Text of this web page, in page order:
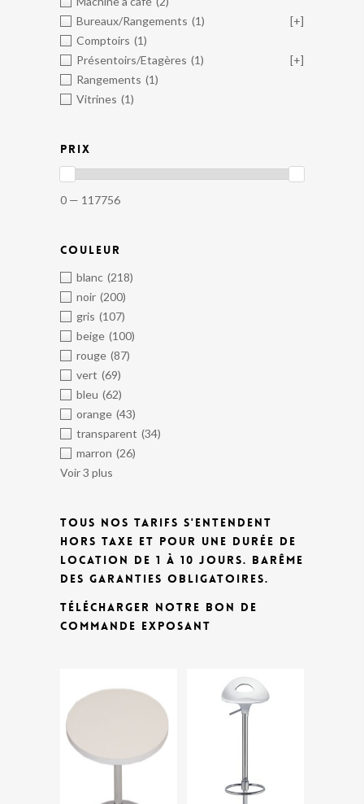
Bureaux/Rangements (1)
[+]
Comptoirs (1)
Présentoirs/Etagères (1)
[+]
Rangements (1)
Vitrines (1)
PRIX
0 — 117756
COULEUR
blanc (218)
noir (200)
gris (107)
beige (100)
rouge (87)
vert (69)
bleu (62)
orange (43)
transparent (34)
marron (26)
Voir 3 plus
TOUS NOS TARIFS S'ENTENDENT
HORS TAXE ET POUR UNE DURÉE DE
LOCATION DE 1 À 10 JOURS. BARÊME
DES GARANTIES OBLIGATOIRES.
TÉLÉCHARGER NOTRE BON DE
COMMANDE EXPOSANT